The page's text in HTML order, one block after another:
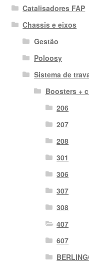
Catalisadores FAP
Chassis e eixos
Gestão
Poloosy
Sistema de
Boosters +
206
207
208
301
306
307
308
407
607